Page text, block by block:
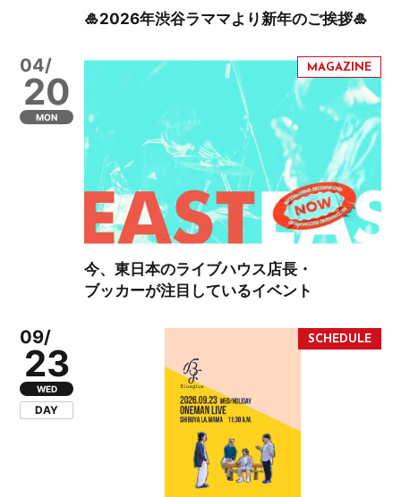
🎍2026年渋谷ラママより新年のご挨拶🎍
04/
20
MON
今、東日本のライブハウス店長・
ブッカーが注目しているイベント
09/
23
WED
DAY